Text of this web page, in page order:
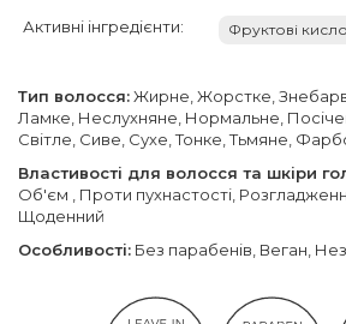
Активні інгредієнти: Фруктові
Тип волосся:Жирне, Жорстке,
Ламке, Неслухняне, Нормальне,
Світле, Сиве, Сухе, Тонке, Тьмяне,
Властивості для волосся та шкіри
Об'єм , Проти пухнастості,
Щоденний
Особливості: Без парабенів, Веган,